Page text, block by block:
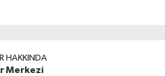
HAKKINDA
Merkezi